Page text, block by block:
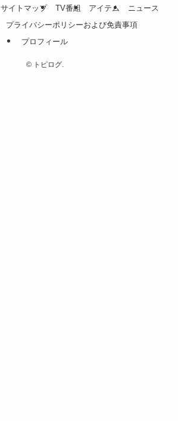
サイトマップ TV番組 アイテム
ニュース
プライバシーポリシーおよび免責事項
プロフィール
©トピログ.